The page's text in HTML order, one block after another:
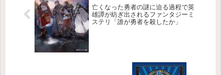
亡くなった勇者の謎に迫る過程で英
雄譚が紡ぎ出されるファンタジーミ
ステリ「誰が勇者を殺したか」